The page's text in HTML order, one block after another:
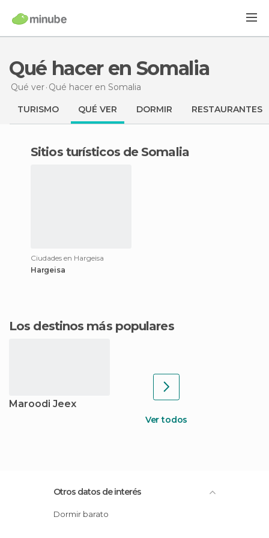
Qué hacer en Somalia
Qué ver Qué hacer en Somalia
TURISMO QUÉ VER DORMIR RESTAURANTES
Sitios turísticos de Somalia
Ciudades en Hargeisa
Hargeisa
Los destinos más populares
Maroodi Jeex
Ver todos
Otros datos de interés
Dormir barato